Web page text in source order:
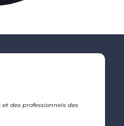
des professionnels des